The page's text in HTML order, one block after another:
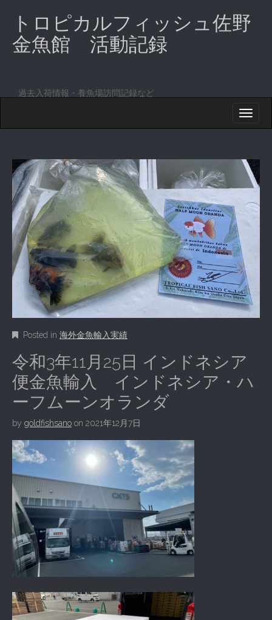
トロピカルフィッシュ佐野
金魚館 活動記録
過去入荷情報・養魚場訪問記録など
N
M
E
N
U
O
C
O
N
T
E
N
Posted in 海外金魚輸入実績
令和3年11月25日 インドネシア
便金魚輸入 インドネシア・ハ
ーフムーンオランダ
by goldfishsano on 2021年12月7日